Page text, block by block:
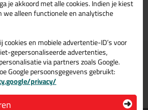
Gratisbezorging inNL & BE
vanaf75,-
PostNL afhaalpunt: kies zelf
wanneer je afhaalt
je akkoord met alle cookies. Indien je kiest
we alleen functionele en analytische
en mobiele advertentie-ID’s voor
gepersonaliseerde advertenties,
via partners zoals Google.
Google persoonsgegevens gebruikt:
privacy/